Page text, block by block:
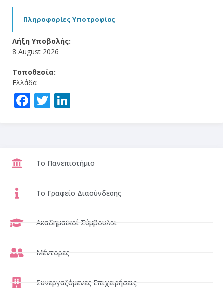
Πληροφορίες Υποτροφίας
Λήξη Υποβολής:
8 August 2026
Τοποθεσία:
Ελλάδα
Facebook
Twitter
Το Πανεπιστήμιο
Το Γραφείο Διασύνδεσης
Ακαδημαϊκοί Σύμβουλοι
Μέντορες
Συνεργαζόμενες Επιχειρήσεις